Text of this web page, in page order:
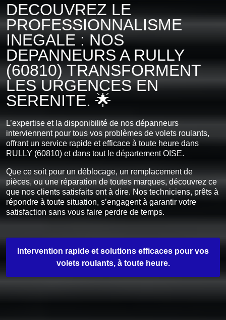
DECOUVREZ LE
PROFESSIONNALISME
INEGALE : NOS
DEPANNEURS A RULLY
(60810) TRANSFORMENT
LES URGENCES EN
SERENITE. 🌟
L’expertise et la disponibilité de nos dépanneurs
interviennent pour tous vos problèmes de volets roulants,
offrant un service rapide et efficace à toute heure dans
RULLY (60810) et dans tout le département OISE.
Que ce soit pour un déblocage, un remplacement de
pièces, ou une réparation de toutes marques, découvrez ce
que nos clients satisfaits ont à dire. Nos techniciens, prêts à
répondre à toute situation, s’engagent à garantir votre
satisfaction sans vous faire perdre de temps.
Intervention rapide et solutions efficaces pour vos
volets roulants, à toute heure.